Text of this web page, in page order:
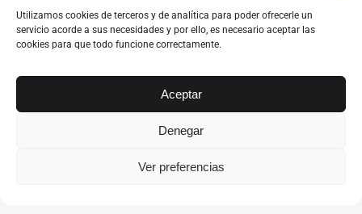
Utilizamos cookies de terceros y de analítica para poder ofrecerle un
servicio acorde a sus necesidades y por ello, es necesario aceptar las
cookies para que todo funcione correctamente.
Aceptar
Denegar
Ver preferencias
de Tenerife. Islas Canarias.
Somos Abogados especialistas del Derecho desde 1954.
Tenerife Sur .Mejores Abogados Tenerife
Abogados colegiados y ejercientes del ICATF.
Todos los derechos reservados.